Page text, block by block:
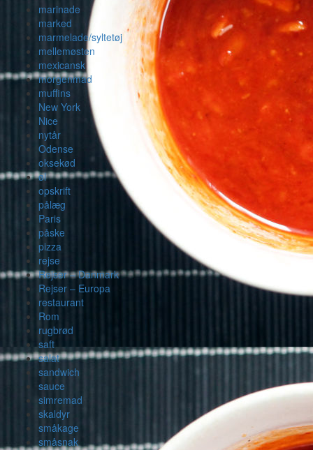
marinade
marked
marmelade/syltetøj
mellemøsten
mexicansk
morgenmad
muffins
New York
Nice
nytår
Odense
oksekød
øl
opskrift
pålæg
Paris
påske
pizza
rejse
Rejser – Danmark
Rejser – Europa
restaurant
Rom
rugbrød
saft
salat
sandwich
sauce
simremad
skaldyr
småkage
småsnak